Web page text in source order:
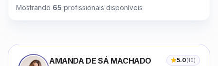
Mostrando 65 profissionais disponíveis
AMANDA DE SÁ MACHADO 5.0(10)